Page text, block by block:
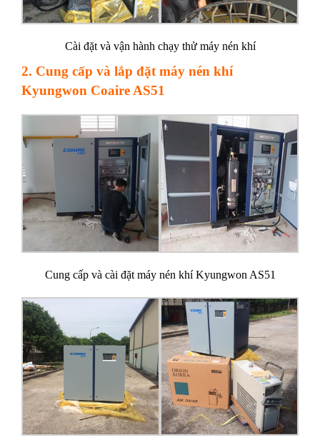
Cài đặt và vận hành chạy thử máy nén khí
2. Cung cấp và lắp đặt máy nén khí
Kyungwon Coaire AS51
Cung cấp và cài đặt máy nén khí Kyungwon AS51